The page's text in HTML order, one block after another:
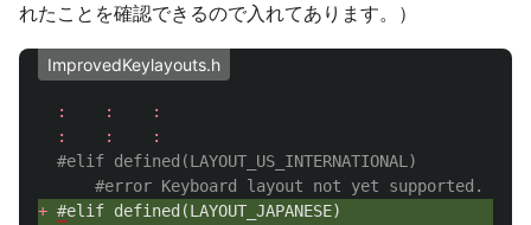
れたことを確認できるので入れてあります。）
ImprovedKeylayouts.h
: :
:
:
:
:
#elif defined(LAYOUT_US_INTERNATIONAL)
#error Keyboard layout not yet supported.
+ #elif defined (LAYOUT_JAPANESE)